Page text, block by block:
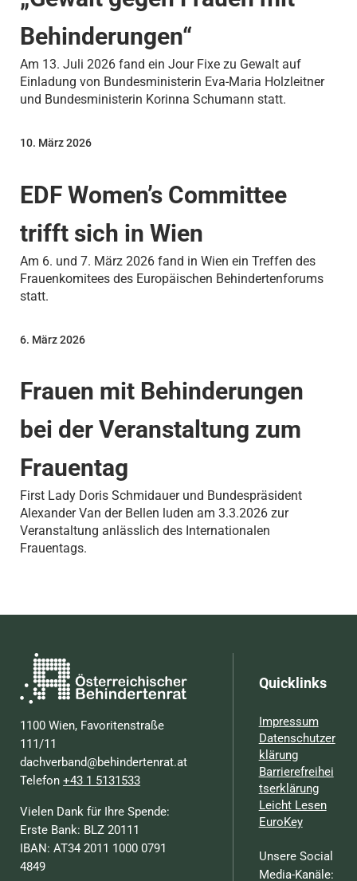
Behinderungen“
Am 13. Juli 2026 fand ein Jour Fixe zu Gewalt auf
Einladung von Bundesministerin Eva-Maria Holzleitner
und Bundesministerin Korinna Schumann statt.
EDF Women’s Committee
trifft sich in Wien
10. März 2026
Am 6. und 7. März 2026 fand in Wien ein Treffen des
Frauenkomitees des Europäischen Behindertenforums
statt.
Frauen mit Behinderungen
bei der Veranstaltung zum
Frauentag
6. März 2026
First Lady Doris Schmidauer und Bundespräsident
Alexander Van der Bellen luden am 3.3.2026 zur
Veranstaltung anlässlich des Internationalen
Frauentags.
1100 Wien, Favoritenstraße
111/11
dachverband@behindertenrat.at
Telefon+43 1 5131533
Vielen Dank für Ihre Spende:
Erste Bank: BLZ 20111
IBAN: AT34 2011 1000 0791
4849
Quicklinks
Impressum
Datenschutzer
klärung
Barrierefreihei
tserklärung
Leicht Lesen
EuroKey
Unsere Social
Media-Kanäle: